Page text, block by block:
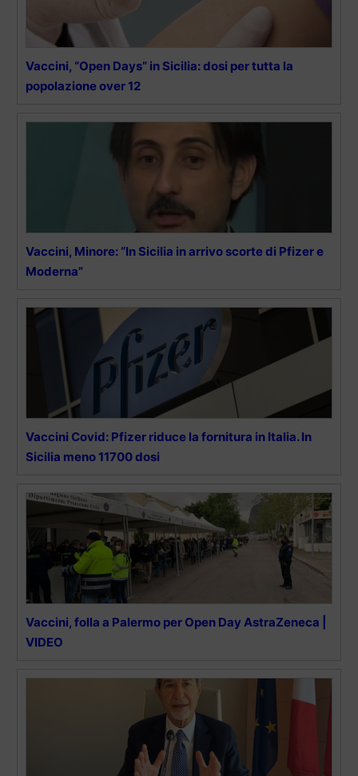
Vaccini, “Open Days” in Sicilia: dosi per tutta la
popolazione over 12
Vaccini, Minore: “In Sicilia in arrivo scorte di Pfizer e
Moderna”
Vaccini Covid: Pfizer riduce la fornitura in Italia. In
Sicilia meno 11700 dosi
Vaccini, folla a Palermo per Open Day AstraZeneca |
VIDEO